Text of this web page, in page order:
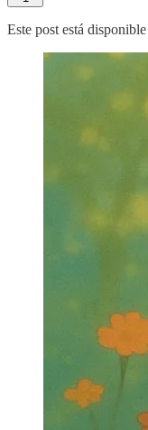
Este post está